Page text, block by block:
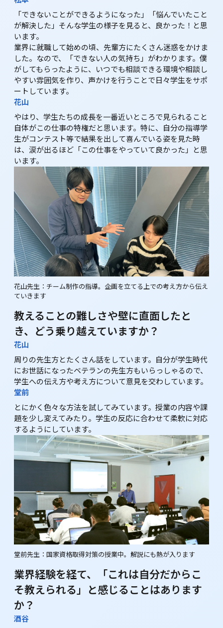
「できないことができるようになった」「悩んでいたこと
が解決した」――そんな学生の様子を見ると、良かった！と思
います。
業界に就職して始めの頃、先輩方にたくさん迷惑をかけま
した。なので、「できない人の気持ち」がわかります。僕
がしてもらったように、いつでも相談できる環境や相談し
やすい雰囲気を作り、声かけを行うことで日々学生をサポ
ートしています。
花山
やはり、学生たちの成長を一番近いところで見られること
自体がこの仕事の特権だと思います。特に、自分の指導学
生がコンテスト等で結果を出して喜んでいる姿を見た時
は、涙が出るほど「この仕事をやっていて良かった」と思
います。
花山先生：チーム制作の指導。企画を立てる上での考え方から伝え
ていきます
教えることの難しさや壁に直面したと
き、どう乗り越えていますか？
花山
周りの先生方とたくさん話をしています。自分が学生時代
にお世話になったベテランの先生方もいらっしゃるので、
学生への伝え方や考え方について意見を交わしています。
堂前
とにかく色々な方法を試してみています。授業の内容や課
題を少し変えてみたり。学生の反応に合わせて柔軟に対応
するようにしています。
堂前先生：国家資格取得対策の授業中。解説にも熱が入ります
業界経験を経て、「これは自分だからこ
そ教えられる」と感じることはあります
か？
酒谷